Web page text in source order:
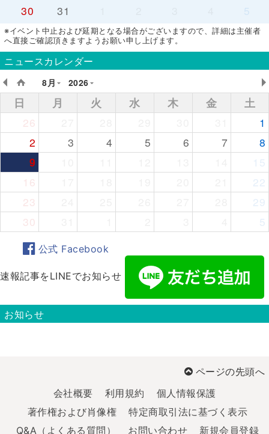
30
31 5
※イベント中止および延期となる場合がございますので、詳細は主催者
へ直接ご確認頂きますようお願い申し上げます。
ニュースカレンダー
8月
2026
日 月 火 水 木 金
土
26
1
2
3 4 5 6 7
8
9
15
16
22
23
29
30
5
公式 Facebook
速報記事をLINEでお知らせ
お知らせ
ページの先頭へ
会社概要
利用規約
個人情報保護
著作権および肖像権
特定商取引法に基づく表示
Q&A（よくある質問）
お問い合わせ 新規会員登録